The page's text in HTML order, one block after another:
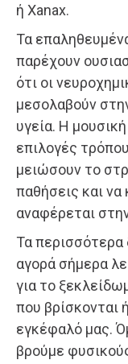
ή Xanax.
Τα
παρέχουν
ότι οι
μεσολαβούν
υγεία. Η
επιλογές
μειώσουν το
παθήσεις και
αναφέρεται
Τα
αγορά σήμερα
για το
που βρίσκονται
εγκέφαλό μας.
βρούμε